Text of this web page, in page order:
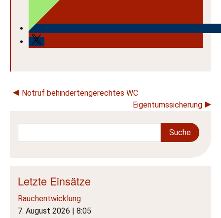
Beitragsnavigation
Notruf behindertengerechtes WC
Eigentumssicherung
Letzte Einsätze
Rauchentwicklung
7. August 2026 | 8:05